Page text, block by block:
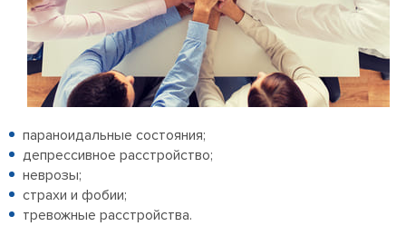
параноидальные состояния;
депрессивное расстройство;
неврозы;
страхи и фобии;
тревожные расстройства.